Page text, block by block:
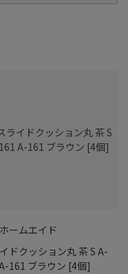
ームエイド
ドクッション丸 茶 S A-
161 ブラウン [4個]